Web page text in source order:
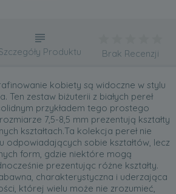
kobiety są widoczne w stylu
Ten zestaw biżuterii z białych pereł
przykładem tego prostego
7,5-8,5 mm prezentują kształty
kształtach.Ta kolekcja pereł nie
odpowiadających sobie kształtów, lecz
form, gdzie niektóre mogą
prezentując różne kształty.
charakterystyczna i uderzająca
której wielu może nie zrozumieć,
Produktu Brak Recenzji